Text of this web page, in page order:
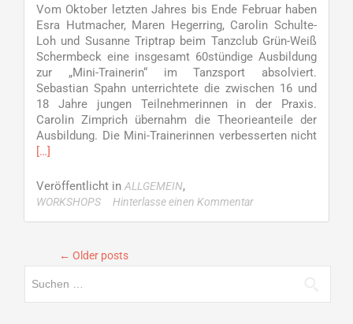
TC
GW
treten
in
ihren
Ligen
an
Vom Oktober letzten Jahres bis Ende Februar haben
Esra Hutmacher, Maren Hegerring, Carolin Schulte-
Loh und Susanne Triptrap beim Tanzclub Grün-Weiß
Schermbeck eine insgesamt 60stündige Ausbildung
zur „Mini-Trainerin“ im Tanzsport absolviert.
Sebastian Spahn unterrichtete die zwischen 16 und
18 Jahre jungen Teilnehmerinnen in der Praxis.
Carolin Zimprich übernahm die Theorieanteile der
Ausbildung. Die Mini-Trainerinnen verbesserten nichtRead
[…]
Veröffentlicht in ALLGEMEIN,
WORKSHOPS Hinterlasse einen Kommentar
← Older posts